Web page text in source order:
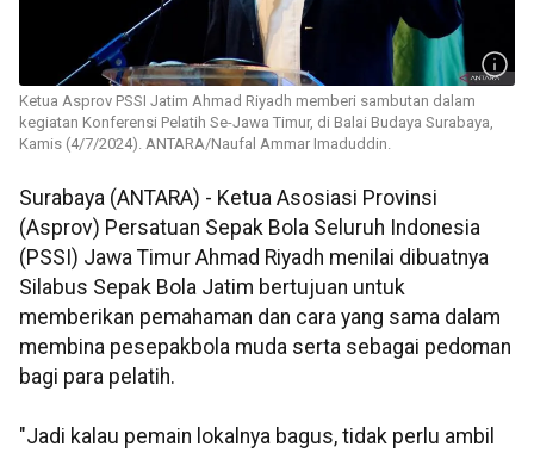
Ketua Asprov PSSI Jatim Ahmad Riyadh memberi sambutan dalam
kegiatan Konferensi Pelatih Se-Jawa Timur, di Balai Budaya Surabaya,
Kamis (4/7/2024). ANTARA/Naufal Ammar Imaduddin.
Surabaya (ANTARA) - Ketua Asosiasi Provinsi
(Asprov) Persatuan Sepak Bola Seluruh Indonesia
(PSSI) Jawa Timur Ahmad Riyadh menilai dibuatnya
Silabus Sepak Bola Jatim bertujuan untuk
memberikan pemahaman dan cara yang sama dalam
membina pesepakbola muda serta sebagai pedoman
bagi para pelatih.
"Jadi kalau pemain lokalnya bagus, tidak perlu ambil